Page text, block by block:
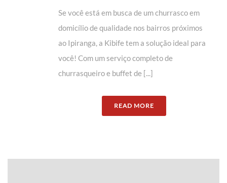
Se você está em busca de um churrasco em
domicílio de qualidade nos bairros próximos
ao Ipiranga, a Kibife tem a solução ideal para
você! Com um serviço completo de
churrasqueiro e buffet de [...]
READ MORE